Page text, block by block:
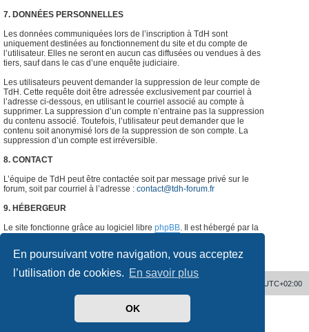
En poursuivant votre navigation, vous acceptez
l’utilisation de cookies. En savoir plus
OK
7. DONNÉES PERSONNELLES
Les données communiquées lors de l’inscription à TdH sont
uniquement destinées au fonctionnement du site et du compte de
l’utilisateur. Elles ne seront en aucun cas diffusées ou vendues à des
tiers, sauf dans le cas d’une enquête judiciaire.
Les utilisateurs peuvent demander la suppression de leur compte de
TdH. Cette requête doit être adressée exclusivement par courriel à
l’adresse ci-dessous, en utilisant le courriel associé au compte à
supprimer. La suppression d’un compte n’entraine pas la suppression
du contenu associé. Toutefois, l’utilisateur peut demander que le
contenu soit anonymisé lors de la suppression de son compte. La
suppression d’un compte est irréversible.
8. CONTACT
L’équipe de TdH peut être contactée soit par message privé sur le
forum, soit par courriel à l’adresse : contact@tdh-forum.fr
9. HÉBERGEUR
Le site fonctionne grâce au logiciel libre phpBB. Il est hébergé par la
France.
UTC+02:00
phpBB ® Forum Software © phpBB Limited
phpBB-fr.com